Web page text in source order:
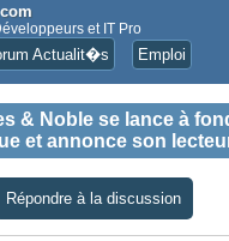
et IT Pro
Actualit�s Emploi
& Noble se lance à
et annonce son
Répondre à la discussion